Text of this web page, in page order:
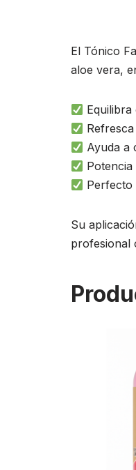
El Tónico
aloe vera,
Ayuda a
Perfecto
Su
profesional